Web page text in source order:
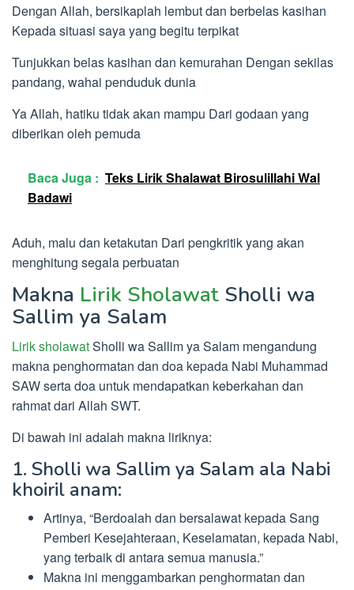
Dengan Allah, bersikaplah lembut dan berbelas kasihan
Kepada situasi saya yang begitu terpikat
Tunjukkan belas kasihan dan kemurahan Dengan sekilas
pandang, wahai penduduk dunia
Ya Allah, hatiku tidak akan mampu Dari godaan yang
diberikan oleh pemuda
Baca Juga : Teks Lirik Shalawat Birosulillahi Wal
Badawi
Aduh, malu dan ketakutan Dari pengkritik yang akan
menghitung segala perbuatan
Makna Lirik Sholawat Sholli wa
Sallim ya Salam
Lirik sholawatSholli wa Sallim ya Salam mengandung
makna penghormatan dan doa kepada Nabi Muhammad
SAW serta doa untuk mendapatkan keberkahan dan
rahmat dari Allah SWT.
Di bawah ini adalah makna liriknya:
1. Sholli wa Sallim ya Salam ala Nabi
khoiril anam:
Artinya, “Berdoalah dan bersalawat kepada Sang
Pemberi Kesejahteraan, Keselamatan, kepada Nabi,
yang terbaik di antara semua manusia.”
Makna ini menggambarkan penghormatan dan